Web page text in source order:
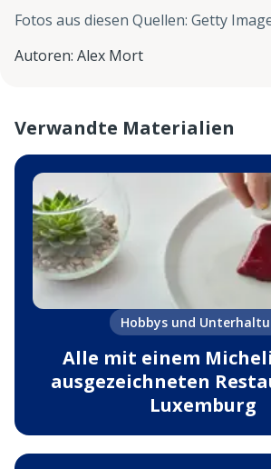
Fotos aus diesen Quellen: Getty
Autoren: Alex Mort
Verwandte Materialien
Hobbys und
Alle mit einem
ausgezeichneten
Luxemburg